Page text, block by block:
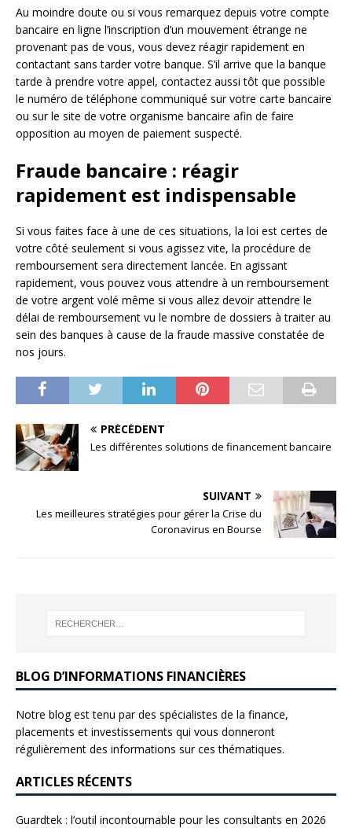
Au moindre doute ou si vous remarquez depuis votre compte
bancaire en ligne l’inscription d’un mouvement étrange ne
provenant pas de vous, vous devez réagir rapidement en
contactant sans tarder votre banque. S’il arrive que la banque
tarde à prendre votre appel, contactez aussi tôt que possible
le numéro de téléphone communiqué sur votre carte bancaire
ou sur le site de votre organisme bancaire afin de faire
opposition au moyen de paiement suspecté.
Fraude bancaire : réagir
rapidement est indispensable
Si vous faites face à une de ces situations, la loi est certes de
votre côté seulement si vous agissez vite, la procédure de
remboursement sera directement lancée. En agissant
rapidement, vous pouvez vous attendre à un remboursement
de votre argent volé même si vous allez devoir attendre le
délai de remboursement vu le nombre de dossiers à traiter au
sein des banques à cause de la fraude massive constatée de
nos jours.
PRÉCÉDENT
Les différentes solutions de financement bancaire
SUIVANT
Les meilleures stratégies pour gérer la Crise du
Coronavirus en Bourse
BLOG D’INFORMATIONS FINANCIÈRES
Notre blog est tenu par des spécialistes de la finance,
placements et investissements qui vous donneront
régulièrement des informations sur ces thématiques.
ARTICLES RÉCENTS
Guardtek : l’outil incontournable pour les consultants en 2026